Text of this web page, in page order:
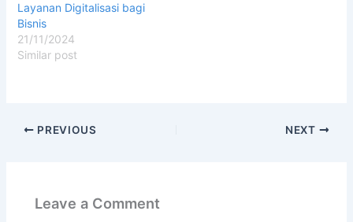
Layanan Digitalisasi bagi
Bisnis
21/11/2024
Similar post
PREVIOUS NEXT
Leave a Comment